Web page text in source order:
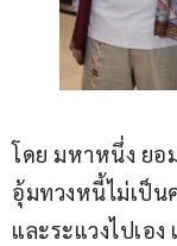
โดย มหาหนึ่ง ยอ
อุ้มทวงหนี้ไม่เป็น
และระแวงไปเอ